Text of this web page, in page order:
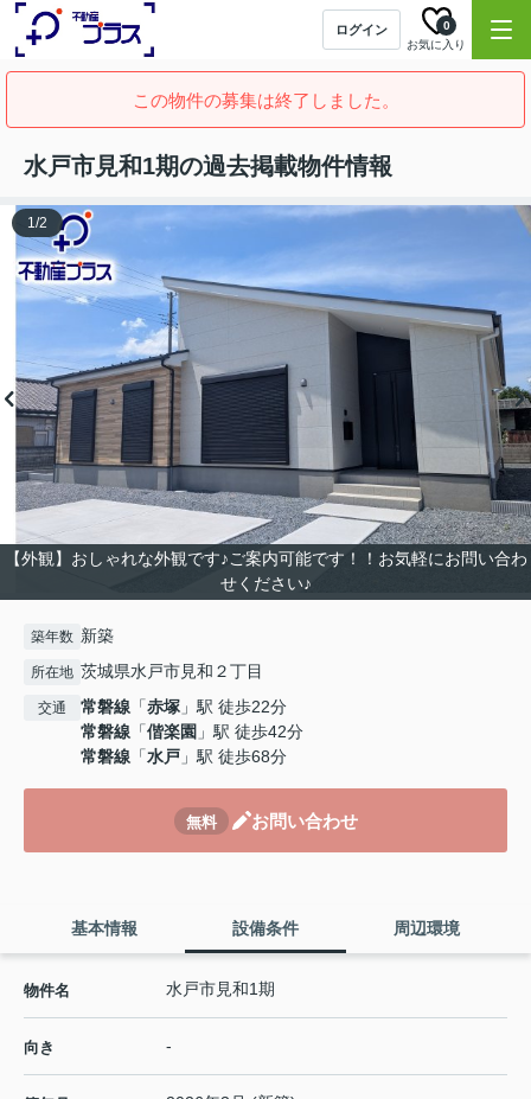
ログイン
お気に入り
0
この物件の募集は終了しました。
水戸市見和1期の過去掲載物件情報
【外観】おしゃれな外観です♪ご案内可能です！！お気軽にお問い合わ
せください♪
1/2
築年数 新築
所在地 茨城県水戸市見和２丁目
交通 常磐線 「赤塚 」駅 徒歩22分
常磐線 「偕楽園 」駅 徒歩42分
常磐線 「水戸 」駅 徒歩68分
無料 お問い合わせ
基本情報 設備条件 周辺環境
物件名 水戸市見和1期
向き -